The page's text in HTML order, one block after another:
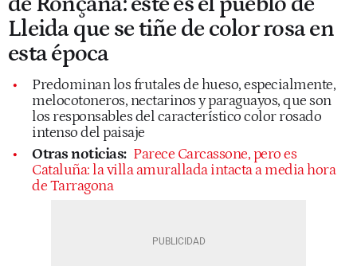
Lleida que se tiñe de color rosa en
esta época
Predominan los frutales de hueso, especialmente,
melocotoneros, nectarinos y paraguayos, que son
los responsables del característico color rosado
intenso del paisaje
Otras noticias: Parece Carcassone, pero es
Cataluña: la villa amurallada intacta a media hora
de Tarragona